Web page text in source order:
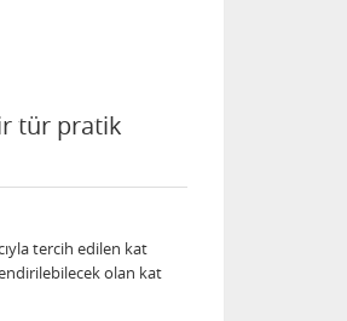
tür pratik
tercih edilen kat
olan kat